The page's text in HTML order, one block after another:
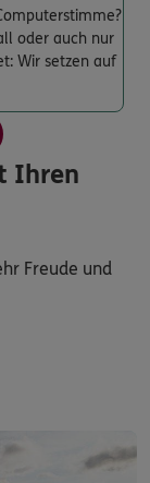
oder auch nur
Wir setzen auf
Ihren
Freude und